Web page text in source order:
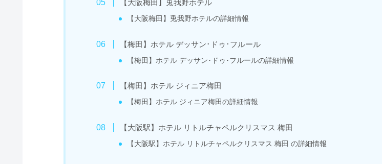
【大阪梅田】兎我野ホテル
【大阪梅田】兎我野ホテルの詳細情報
【梅田】ホテル デッサン･ドゥ･フルール
【梅田】ホテル デッサン･ドゥ･フルールの詳細情報
【梅田】ホテル ジィニア梅田
【梅田】ホテル ジィニア梅田の詳細情報
【大阪駅】ホテル リトルチャペルクリスマス 梅田
【大阪駅】ホテル リトルチャペルクリスマス 梅田 の詳細情報